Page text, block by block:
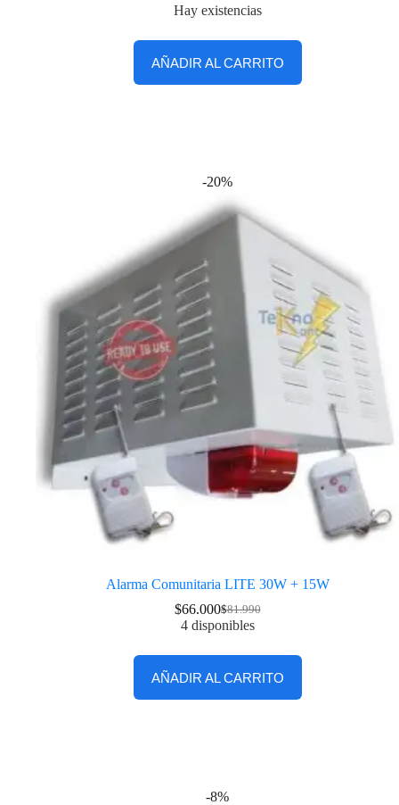
Hay existencias
AÑADIR AL CARRITO
-20%
Alarma Comunitaria LITE 30W + 15W
$81.990
$66.000
4 disponibles
AÑADIR AL CARRITO
-8%